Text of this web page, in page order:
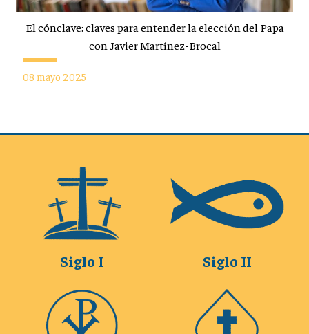
El cónclave: claves para entender la elección del Papa
con Javier Martínez-Brocal
08 mayo 2025
Siglo I Siglo II